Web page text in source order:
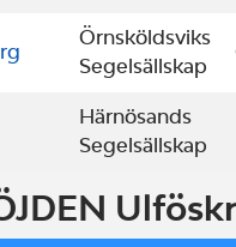
Örnsköldsviks
Segelsällskap
Härnösands
Segelsällskap